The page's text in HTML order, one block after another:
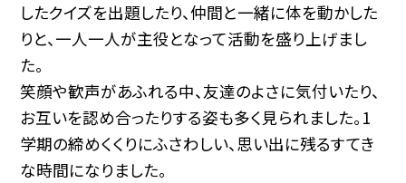
したクイズを出題したり、仲間と一緒に体を動かした
りと、一人一人が主役となって活動を盛り上げまし
た。
笑顔や歓声があふれる中、友達のよさに気付いたり、
お互いを認め合ったりする姿も多く見られました。1
学期の締めくくりにふさわしい、思い出に残るすてき
な時間になりました。